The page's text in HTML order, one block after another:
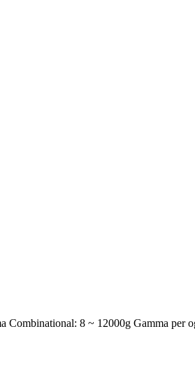
Combinational: 8 ~ 12000g Gamma per